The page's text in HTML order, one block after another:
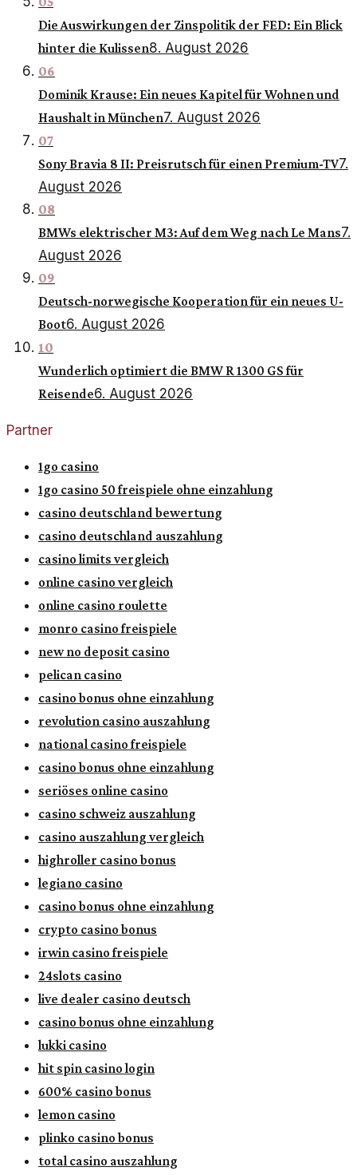
Die Auswirkungen der Zinspolitik der FED: Ein Blick
hinter die Kulissen8. August 2026
06
Dominik Krause: Ein neues Kapitel für Wohnen und
Haushalt in München7. August 2026
07
Sony Bravia 8 II: Preisrutsch für einen Premium-TV7.
August 2026
08
BMWs elektrischer M3: Auf dem Weg nach Le Mans7.
August 2026
09
Deutsch-norwegische Kooperation für ein neues U-
Boot6. August 2026
10
Wunderlich optimiert die BMW R 1300 GS für
Reisende6. August 2026
Partner
1go casino
1go casino 50 freispiele ohne einzahlung
casino deutschland bewertung
casino deutschland auszahlung
casino limits vergleich
online casino vergleich
online casino roulette
monro casino freispiele
new no deposit casino
pelican casino
casino bonus ohne einzahlung
revolution casino auszahlung
national casino freispiele
casino bonus ohne einzahlung
seriöses online casino
casino schweiz auszahlung
casino auszahlung vergleich
highroller casino bonus
legiano casino
casino bonus ohne einzahlung
crypto casino bonus
irwin casino freispiele
24slots casino
live dealer casino deutsch
casino bonus ohne einzahlung
lukki casino
hit spin casino login
600% casino bonus
lemon casino
plinko casino bonus
total casino auszahlung